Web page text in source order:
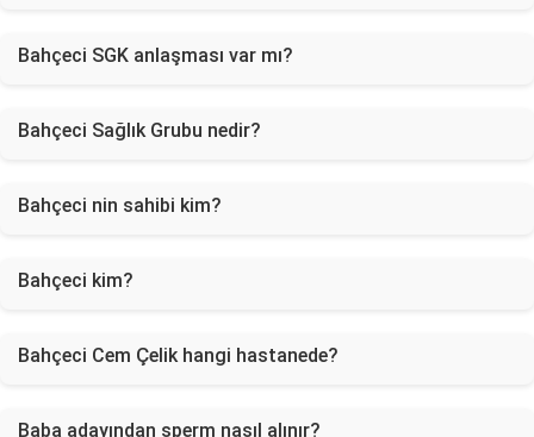
Bahçeci SGK anlaşması var mı?
Bahçeci Sağlık Grubu nedir?
Bahçeci nin sahibi kim?
Bahçeci kim?
Bahçeci Cem Çelik hangi hastanede?
Baba adayından sperm nasıl alınır?